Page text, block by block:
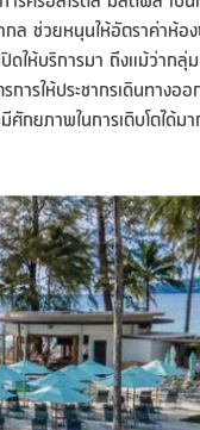
กล ช่วยหนุนให้อัตราค่าห้อ
ให้บริการมา ถึงแม้ว่ากลุ่ม
ารให้ประชากรเดินทางออ
กยภาพในการเติบโตได้ม